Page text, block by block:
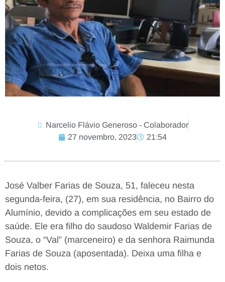
Narcelio Flávio Generoso - Colaborador
27 novembro, 2023
21:54
José Valber Farias de Souza, 51, faleceu nesta
segunda-feira, (27), em sua residência, no Bairro do
Alumínio, devido a complicações em seu estado de
saúde. Ele era filho do saudoso Waldemir Farias de
Souza, o “Val” (marceneiro) e da senhora Raimunda
Farias de Souza (aposentada). Deixa uma filha e
dois netos.